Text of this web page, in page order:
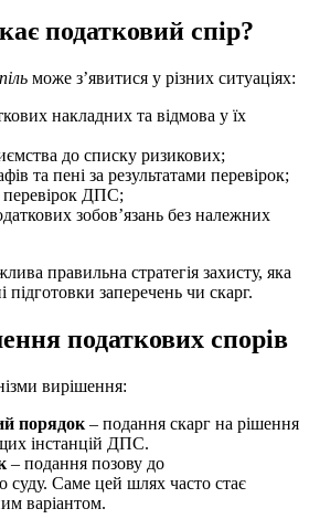
податковий спір?
може з’явитися у різних ситуаціях:
накладних та відмова у їх
до списку ризикових;
та пені за результатами перевірок;
перевірок ДПС;
зобов’язань без належних
правильна стратегія захисту, яка
підготовки заперечень чи скарг.
податкових спорів
вирішення:
порядок – подання скарг на рішення
інстанцій ДПС.
– подання позову до
суду. Саме цей шлях часто стає
варіантом.